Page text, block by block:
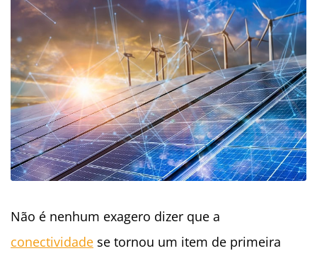
Não é nenhum exagero dizer que a
conectividade se tornou um item de primeira